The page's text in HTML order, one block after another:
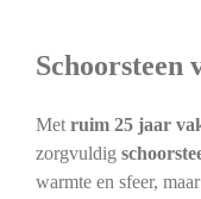
Schoorsteen
Met ruim 25 jaar
zorgvuldig
warmte en sfeer,